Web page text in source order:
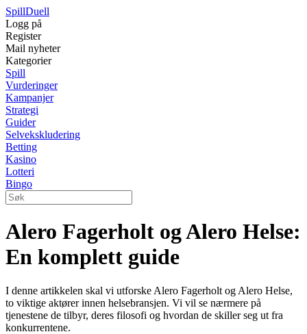
SpillDuell
Logg på
Register
Mail nyheter
Kategorier
Spill
Vurderinger
Kampanjer
Strategi
Guider
Selvekskludering
Betting
Kasino
Lotteri
Bingo
Alero Fagerholt og Alero Helse:
En komplett guide
I denne artikkelen skal vi utforske Alero Fagerholt og Alero Helse,
to viktige aktører innen helsebransjen. Vi vil se nærmere på
tjenestene de tilbyr, deres filosofi og hvordan de skiller seg ut fra
konkurrentene.